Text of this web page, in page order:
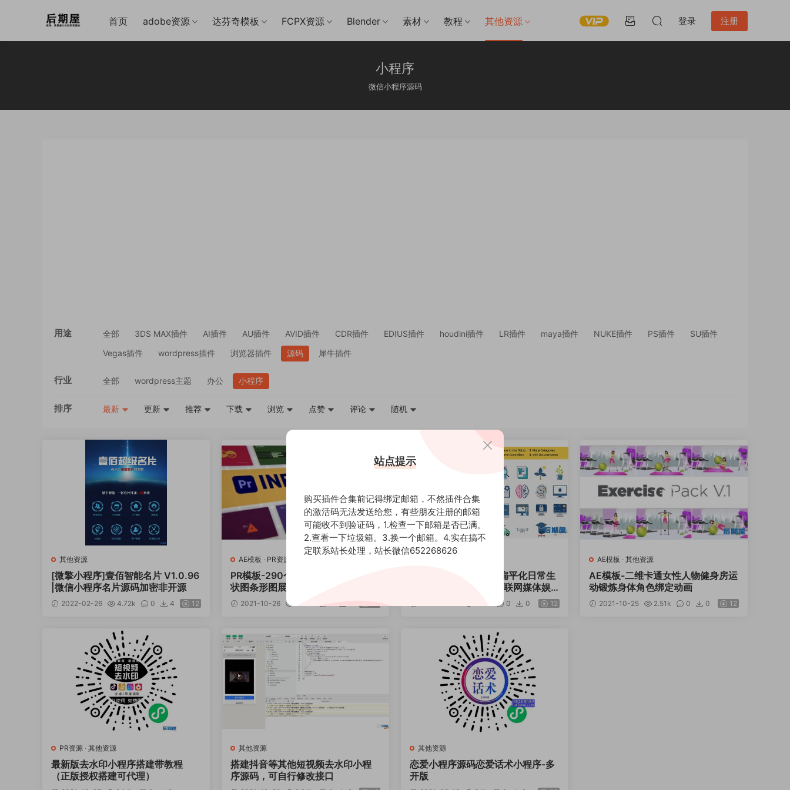
首页 adobe资源 达芬奇模板 FCPX资源 Blender 素材 教程 其他资源 登录 注册
小程序
微信小程序源码
用途 全部 3DS MAX插件 AI插件 AU插件 AVID插件 CDR插件 EDIUS插件 houdini插件 LR插件 maya插件 NUKE插件 PS插件
SU插件
Vegas插件
wordpress插件 浏览器插件 源码 犀牛插件
行业 全部 wordpress主题 办公 小程序
排序 最新 更新 推荐 下载 浏览 点赞 评论 随机
其他资源
[微擎小程序]壹佰智能名片 V1.0.96
|微信小程序名片源码加密非开源
2022-02-26 4.72k 0 4 12
AE模板 · PR资源
PR模板-290个信息数据图表饼图柱
状图条形图展示动画 Infographics
2021-10-26
AE模板-3400个二维扁平化日常生
活交通建筑食物运动互联网媒体娱
乐设备动物Icons图标动画
0 0 12
AE模板 · 其他资源
AE模板-二维卡通女性人物健身房运
动锻炼身体角色绑定动画
2021-10-25 2.51k 0 0 12
PR资源 · 其他资源
最新版去水印小程序搭建带教程
（正版授权搭建可代理）
其他资源
搭建抖音等其他短视频去水印小程
序源码，可自行修改接口
其他资源
恋爱小程序源码恋爱话术小程序-多
开版
站点提示
购买插件合集前记得绑定邮箱，不然插件合集
的激活码无法发送给您，有些朋友注册的邮箱
可能收不到验证码，1.检查一下邮箱是否已满。
2.查看一下垃圾箱。3.换一个邮箱。4.实在搞不
定联系站长处理，站长微信652268626